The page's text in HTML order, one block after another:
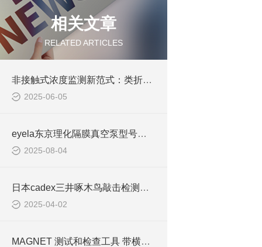
相关文章
RELATED ARTICLES
非接触式浓度监测新范式：类折射率测量技术的创新应用与解决方案
2025-06-05
eyela东京理化隔膜真空泵型号介绍
2025-08-04
日本cadex三井啄木鸟敲击检测仪WF-632AM-R
2025-04-02
MAGNET 测试和检查工具 带横向探头和交流适配器的高斯计 GM2